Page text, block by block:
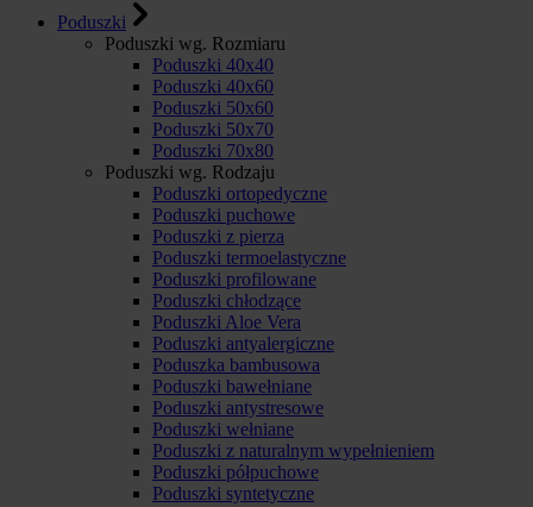
Poduszki
Poduszki wg. Rozmiaru
Poduszki 40x40
Poduszki 40x60
Poduszki 50x60
Poduszki 50x70
Poduszki 70x80
Poduszki wg. Rodzaju
Poduszki ortopedyczne
Poduszki puchowe
Poduszki z pierza
Poduszki termoelastyczne
Poduszki profilowane
Poduszki chłodzące
Poduszki Aloe Vera
Poduszki antyalergiczne
Poduszka bambusowa
Poduszki bawełniane
Poduszki antystresowe
Poduszki wełniane
Poduszki z naturalnym wypełnieniem
Poduszki półpuchowe
Poduszki syntetyczne